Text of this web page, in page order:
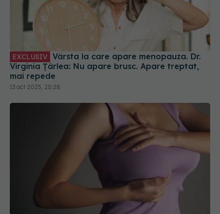
EXCLUSIV
Virginia Țârlea: Nu apare brusc. Apare treptat,
mai repede
13 oct 2025, 20:28